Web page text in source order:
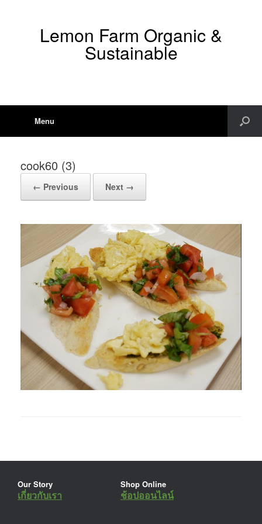
Lemon Farm Organic &
Sustainable
Menu
cook60 (3)
← Previous Next →
Our Story
เกี่ยวกับเรา
Shop Online
ช้อปออนไลน์